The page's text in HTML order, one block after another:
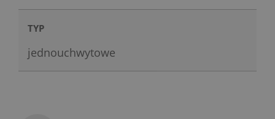
TYP
jednouchwytowe